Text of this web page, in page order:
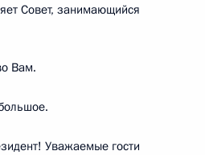
Совет, занимающийся
Вам.
Уважаемые гости